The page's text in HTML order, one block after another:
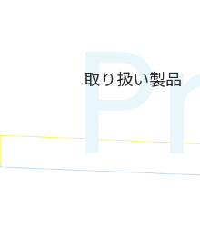
取り扱い製品